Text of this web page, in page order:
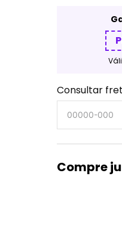
Consultar
Compre